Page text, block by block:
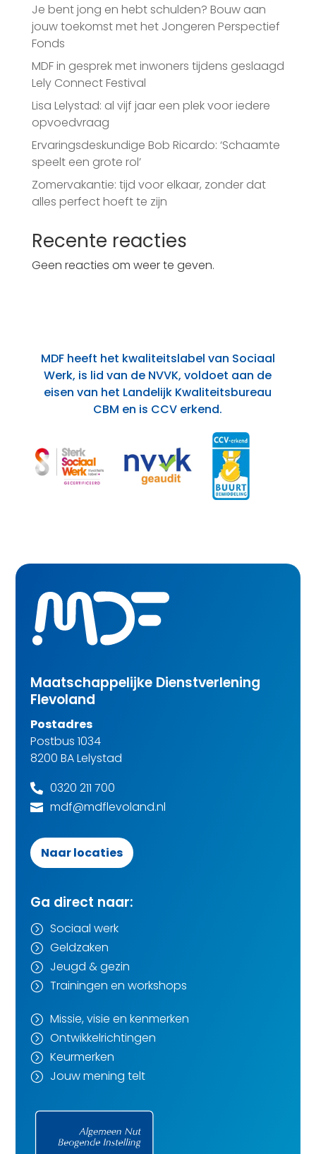
Je bent jong en hebt schulden? Bouw aan
jouw toekomst met het Jongeren Perspectief
Fonds
MDF in gesprek met inwoners tijdens geslaagd
Lely Connect Festival
Lisa Lelystad: al vijf jaar een plek voor iedere
opvoedvraag
Ervaringsdeskundige Bob Ricardo: ‘Schaamte
speelt een grote rol’
Zomervakantie: tijd voor elkaar, zonder dat
alles perfect hoeft te zijn
Recente reacties
Geen reacties om weer te geven.
MDF heeft het kwaliteitslabel van Sociaal
Werk, is lid van de NVVK, voldoet aan de
eisen van het Landelijk Kwaliteitsbureau
CBM en is CCV erkend.
Maatschappelijke Dienstverlening
Flevoland
Postadres
Postbus 1034
8200 BA Lelystad
 0320 211 700
 mdf@mdflevoland.nl
Naar locaties
Ga direct naar:
= Sociaal werk
= Geldzaken
= Jeugd & gezin
= Trainingen en workshops
= Missie, visie en kenmerken
= Ontwikkelrichtingen
= Keurmerken
= Jouw mening telt